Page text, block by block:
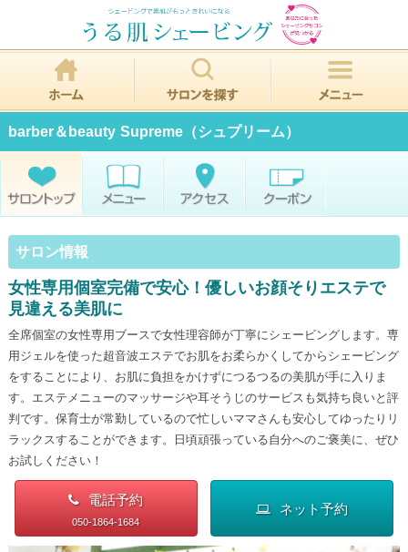
barber＆beauty Supreme（シュプリーム）
サロン情報
女性専用個室完備で安心！優しいお顔そりエステで
見違える美肌に
全席個室の女性専用ブースで女性理容師が丁寧にシェービングします。専
用ジェルを使った超音波エステでお肌をお柔らかくしてからシェービング
をすることにより、お肌に負担をかけずにつるつるの美肌が手に入りま
す。エステメニューのマッサージや耳そうじのサービスも気持ち良いと評
判です。保育士が常勤しているので忙しいママさんも安心してゆったりリ
ラックスすることができます。日頃頑張っている自分へのご褒美に、ぜひ
お試しください！
電話予約
050-1864-1684
ネット予約